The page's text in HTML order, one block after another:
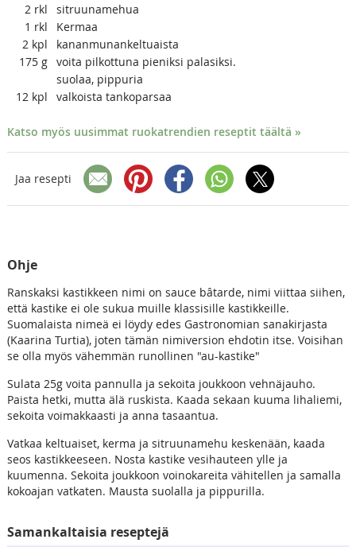
2 rkl
sitruunamehua
1 rkl
Kermaa
2 kpl
kananmunankeltuaista
175 g voita pilkottuna pieniksi palasiksi.
suolaa, pippuria
12 kpl valkoista tankoparsaa
Katso myös uusimmat ruokatrendien reseptit täältä »
Jaa resepti
Ohje
Ranskaksi kastikkeen nimi on sauce bâtarde, nimi viittaa siihen,
että kastike ei ole sukua muille klassisille kastikkeille.
Suomalaista nimeä ei löydy edes Gastronomian sanakirjasta
(Kaarina Turtia), joten tämän nimiversion ehdotin itse. Voisihan
se olla myös vähemmän runollinen "au-kastike"
Sulata 25g voita pannulla ja sekoita joukkoon vehnäjauho.
Paista hetki, mutta älä ruskista. Kaada sekaan kuuma lihaliemi,
sekoita voimakkaasti ja anna tasaantua.
Vatkaa keltuaiset, kerma ja sitruunamehu keskenään, kaada
seos kastikkeeseen. Nosta kastike vesihauteen ylle ja
kuumenna. Sekoita joukkoon voinokareita vähitellen ja samalla
kokoajan vatkaten. Mausta suolalla ja pippurilla.
Samankaltaisia reseptejä